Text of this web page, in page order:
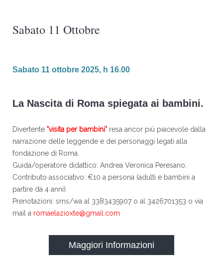
Sabato 11 Ottobre
Sabato 11 ottobre 2025, h 16.00
La Nascita di Roma spiegata ai bambini.
Divertente "visita per bambini" resa ancor più piacevole dalla
narrazione delle leggende e dei personaggi legati alla
fondazione di Roma.
Guida/operatore didattico: Andrea Veronica Peresano.
Contributo associativo: €10 a persona (adulti e bambini a
partire da 4 anni).
Prenotazioni: sms/wa al 3383435907 o al 3426701353 o via
mail a romaelazioxte@gmail.com
Maggiori Informazioni